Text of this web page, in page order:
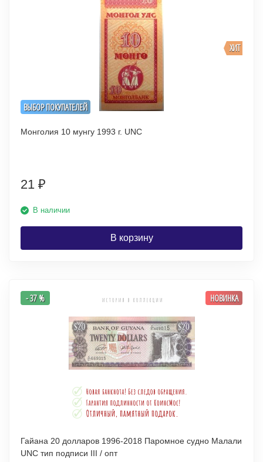
ВЫБОР ПОКУПАТЕЛЕЙ
ХИТ
Монголия 10 мунгу 1993 г. UNC
21 ₽
В наличии
В корзину
- 37 % НОВИНКА
Гайана 20 долларов 1996-2018 Паромное судно Малали
UNC тип подписи III / опт